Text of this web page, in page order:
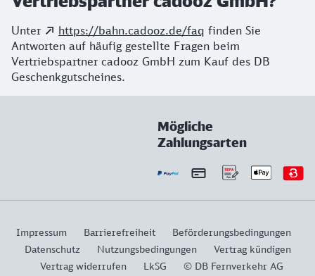
Unter https://bahn.cadooz.de/faq finden Sie
Antworten auf häufig gestellte Fragen beim
Vertriebspartner cadooz GmbH zum Kauf des DB
Geschenkgutscheines.
Mögliche
Zahlungsarten
Impressum Barrierefreiheit
Beförderungsbedingungen
Datenschutz
Nutzungsbedingungen
Vertrag kündigen
Vertrag widerrufen
LkSG © DB Fernverkehr AG